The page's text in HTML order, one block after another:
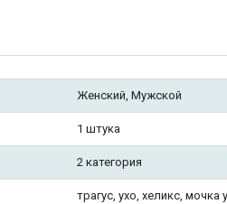
Женский, Мужской
1 штука
2 категория
трагус, ухо, хеликс, мочка